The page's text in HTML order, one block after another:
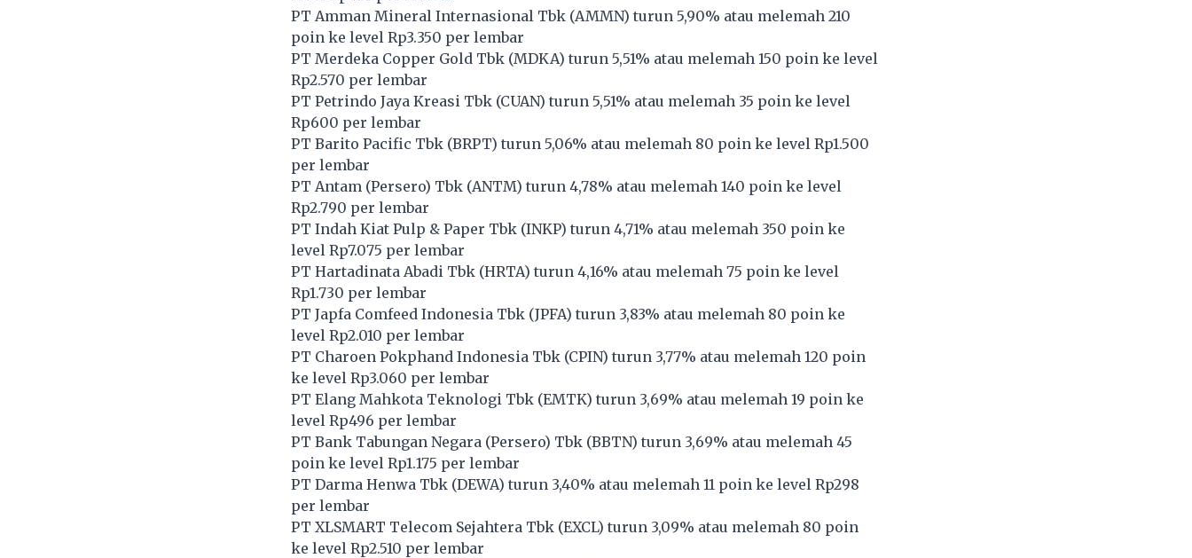
PT Amman Mineral Internasional Tbk (AMMN) turun 5,90% atau melemah 210
poin ke level Rp3.350 per lembar
PT Merdeka Copper Gold Tbk (MDKA) turun 5,51% atau melemah 150 poin ke level
Rp2.570 per lembar
PT Petrindo Jaya Kreasi Tbk (CUAN) turun 5,51% atau melemah 35 poin ke level
Rp600 per lembar
PT Barito Pacific Tbk (BRPT) turun 5,06% atau melemah 80 poin ke level Rp1.500
per lembar
PT Antam (Persero) Tbk (ANTM) turun 4,78% atau melemah 140 poin ke level
Rp2.790 per lembar
PT Indah Kiat Pulp & Paper Tbk (INKP) turun 4,71% atau melemah 350 poin ke
level Rp7.075 per lembar
PT Hartadinata Abadi Tbk (HRTA) turun 4,16% atau melemah 75 poin ke level
Rp1.730 per lembar
PT Japfa Comfeed Indonesia Tbk (JPFA) turun 3,83% atau melemah 80 poin ke
level Rp2.010 per lembar
PT Charoen Pokphand Indonesia Tbk (CPIN) turun 3,77% atau melemah 120 poin
ke level Rp3.060 per lembar
PT Elang Mahkota Teknologi Tbk (EMTK) turun 3,69% atau melemah 19 poin ke
level Rp496 per lembar
PT Bank Tabungan Negara (Persero) Tbk (BBTN) turun 3,69% atau melemah 45
poin ke level Rp1.175 per lembar
PT Darma Henwa Tbk (DEWA) turun 3,40% atau melemah 11 poin ke level Rp298
per lembar
PT XLSMART Telecom Sejahtera Tbk (EXCL) turun 3,09% atau melemah 80 poin
ke level Rp2.510 per lembar